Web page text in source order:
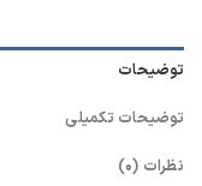
توضیحات
توضیحات تکمیلی
نظرات (0)